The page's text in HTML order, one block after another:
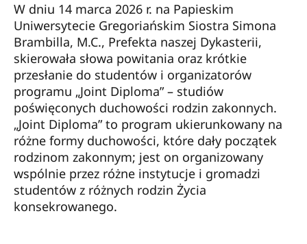
W dniu 14 marca 2026 r. na Papieskim
Uniwersytecie Gregoriańskim Siostra Simona
Brambilla, M.C., Prefekta naszej Dykasterii,
skierowała słowa powitania oraz krótkie
przesłanie do studentów i organizatorów
programu „Joint Diploma” – studiów
poświęconych duchowości rodzin zakonnych.
„Joint Diploma” to program ukierunkowany na
różne formy duchowości, które dały początek
rodzinom zakonnym; jest on organizowany
wspólnie przez różne instytucje i gromadzi
studentów z różnych rodzin Życia
konsekrowanego.